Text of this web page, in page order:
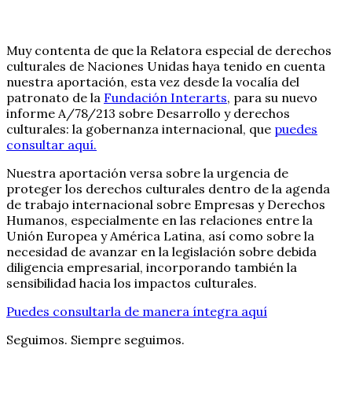
Muy contenta de que la Relatora especial de derechos
culturales de Naciones Unidas haya tenido en cuenta
nuestra aportación, esta vez desde la vocalía del
patronato de la Fundación Interarts, para su nuevo
informe A/78/213 sobre Desarrollo y derechos
culturales: la gobernanza internacional, que puedes
consultar aquí.
Nuestra aportación versa sobre la urgencia de
proteger los derechos culturales dentro de la agenda
de trabajo internacional sobre Empresas y Derechos
Humanos, especialmente en las relaciones entre la
Unión Europea y América Latina, así como sobre la
necesidad de avanzar en la legislación sobre debida
diligencia empresarial, incorporando también la
sensibilidad hacia los impactos culturales.
Puedes consultarla de manera íntegra aquí
Seguimos. Siempre seguimos.